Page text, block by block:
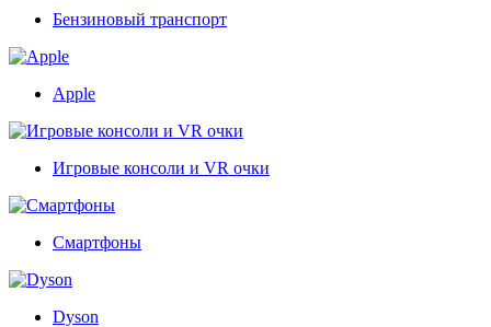
Бензиновый транспорт
Apple
Игровые консоли и VR очки
Смартфоны
Dyson